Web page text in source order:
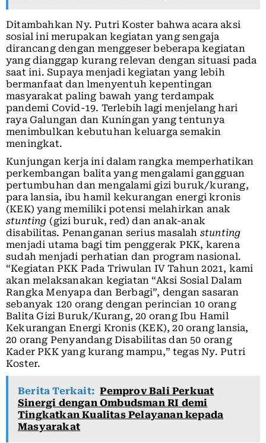
Ditambahkan Ny. Putri Koster bahwa acara aksi
sosial ini merupakan kegiatan yang sengaja
dirancang dengan menggeser beberapa kegiatan
yang dianggap kurang relevan dengan situasi pada
saat ini. Supaya menjadi kegiatan yang lebih
bermanfaat dan lmenyentuh kepentingan
masyarakat paling bawah yang terdampak
pandemi Covid-19. Terlebih lagi menjelang hari
raya Galungan dan Kuningan yang tentunya
menimbulkan kebutuhan keluarga semakin
meningkat.
Kunjungan kerja ini dalam rangka memperhatikan
perkembangan balita yang mengalami gangguan
pertumbuhan dan mengalami gizi buruk/kurang,
para lansia, ibu hamil kekurangan energi kronis
(KEK) yang memiliki potensi melahirkan anak
stunting (gizi buruk, red) dan anak-anak
disabilitas. Penanganan serius masalah stunting
menjadi utama bagi tim penggerak PKK, karena
sudah menjadi perhatian dan program nasional.
“Kegiatan PKK Pada Triwulan IV Tahun 2021, kami
akan melaksanakan kegiatan “Aksi Sosial Dalam
Rangka Menyapa dan Berbagi”, dengan sasaran
sebanyak 120 orang dengan perincian 10 orang
Balita Gizi Buruk/Kurang, 20 orang Ibu Hamil
Kekurangan Energi Kronis (KEK), 20 orang lansia,
20 orang Penyandang Disabilitas dan 50 orang
Kader PKK yang kurang mampu,” tegas Ny. Putri
Koster.
Berita Terkait: Pemprov Bali Perkuat
Sinergi dengan Ombudsman RI demi
Tingkatkan Kualitas Pelayanan kepada
Masyarakat